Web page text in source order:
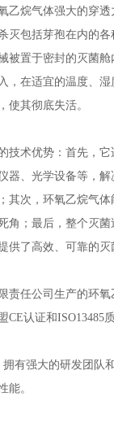
乙烷气体强大的穿
灭包括芽孢在内的各
被置于密封的灭菌舱
，在适宜的温度、
使其彻底失活。
技术优势：首先，
器、光学设备等，
其次，环氧乙烷气
角；最后，整个灭
供了高效、可靠的灭
责任公司生产的环
CE认证和ISO13485
有强大的研发团队
能。